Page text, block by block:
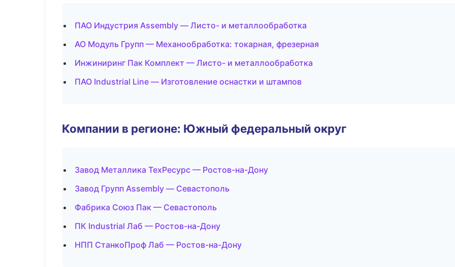
ПАО Индустрия Assembly — Листо- и металлообработка
АО Модуль Групп — Механообработка: токарная, фрезерная
Инжиниринг Пак Комплект — Листо- и металлообработка
ПАО Industrial Line — Изготовление оснастки и штампов
Компании в регионе: Южный федеральный округ
Завод Металлика ТехРесурс — Ростов-на-Дону
Завод Групп Assembly — Севастополь
Фабрика Союз Пак — Севастополь
ПК Industrial Лаб — Ростов-на-Дону
НПП СтанкоПроф Лаб — Ростов-на-Дону